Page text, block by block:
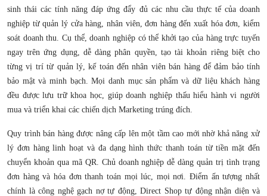
sinh thái các tính năng đáp ứng đẩy đủ các nhu cầu thực tế của doanh
nghiệp từ quản lý cửa hàng, nhân viên, đơn hàng đến xuất hóa đơn, kiểm
soát doanh thu. Cụ thể, doanh nghiệp có thể khởi tạo của hàng trực tuyến
ngay trên ứng dụng, dễ dàng phân quyền, tạo tài khoản riêng biệt cho
từng vị trí từ quản lý, kế toán đến nhân viên bán hàng để đảm bảo tính
bảo mật và minh bạch. Mọi danh mục sản phẩm và dữ liệu khách hàng
đều được lưu trữ khoa học, giúp doanh nghiệp thấu hiểu hành vi người
mua và triển khai các chiến dịch Marketing trúng đích.
Quy trình bán hàng được nâng cấp lên một tầm cao mới nhờ khả năng xử
lý đơn hàng linh hoạt và đa dạng hình thức thanh toán từ tiền mặt đến
chuyển khoản qua mã QR. Chủ doanh nghiệp dễ dàng quản trị tình trạng
đơn hàng và hóa đơn thanh toán mọi lúc, mọi nơi. Điểm ấn tượng nhất
chính là công nghệ gạch nợ tự động, Direct Shop tự động nhận diện và